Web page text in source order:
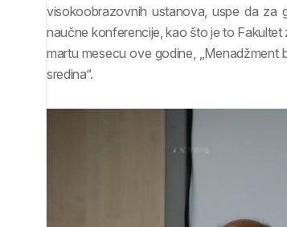
visokoobrazovnih ustanova, uspe da za
naučne konferencije, kao što je to
martu mesecu ove godine, „Menadžment
sredina“.